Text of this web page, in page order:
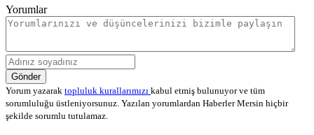
Yorumlar
Gönder
Yorum yazarak topluluk kurallarımızı kabul etmiş bulunuyor ve tüm
sorumluluğu üstleniyorsunuz. Yazılan yorumlardan Haberler Mersin hiçbir
şekilde sorumlu tutulamaz.